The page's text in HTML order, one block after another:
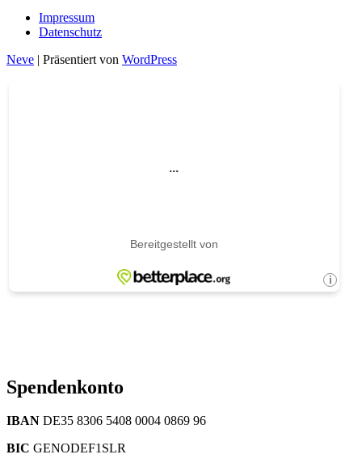
Impressum
Datenschutz
Neve | Präsentiert von WordPress
Spendenkonto
IBAN DE35 8306 5408 0004 0869 96
BIC GENODEF1SLR